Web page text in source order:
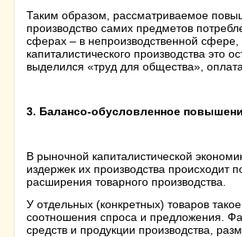
Таким образом, рассматриваемое
производство самих предметов
сферах – в непроизводственной
капиталистического производства это
выделился «труд для общества»,
3. Балансо-обусловленное
В рыночной капиталистической
издержек их производства происходит
расширения товарного производства.
У отдельных (конкретных) товаров
соотношения спроса и предложения.
средств и продукции производства,